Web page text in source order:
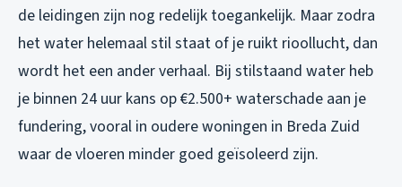
de leidingen zijn nog redelijk toegankelijk. Maar zodra
het water helemaal stil staat of je ruikt rioollucht, dan
wordt het een ander verhaal. Bij stilstaand water heb
je binnen 24 uur kans op €2.500+ waterschade aan je
fundering, vooral in oudere woningen in Breda Zuid
waar de vloeren minder goed geïsoleerd zijn.